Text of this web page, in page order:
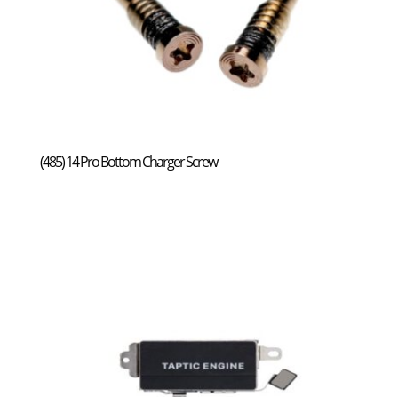
(485) 14 Pro Bottom Charger Screw